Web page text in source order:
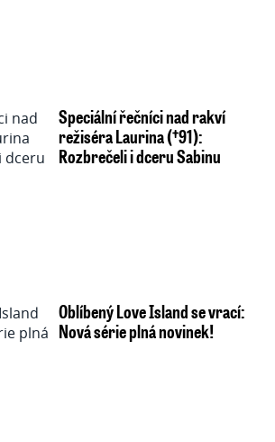
Speciální řečníci nad rakví
režiséra Laurina (†91):
Rozbrečeli i dceru Sabinu
Oblíbený Love Island se vrací:
Nová série plná novinek!